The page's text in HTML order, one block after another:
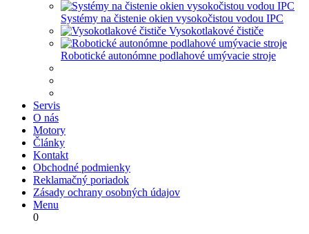
Systémy na čistenie okien vysokočistou vodou IPC
Vysokotlakové čističe
Robotické autonómne podlahové umývacie stroje
Servis
O nás
Motory
Články
Kontakt
Obchodné podmienky
Reklamačný poriadok
Zásady ochrany osobných údajov
Menu
0